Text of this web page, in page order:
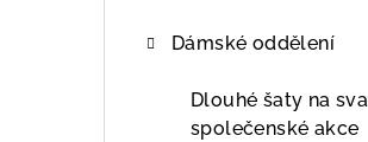
Dámské oddělení
Dlouhé šaty na
společenské akce